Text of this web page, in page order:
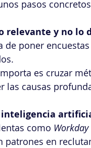
pasos
relevante y no lo
de poner
es cruzar
las causas
inteligencia
como Workday
patrones en